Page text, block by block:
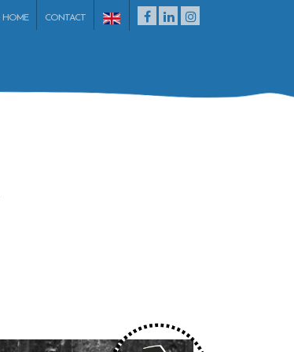
HOME CONTACT